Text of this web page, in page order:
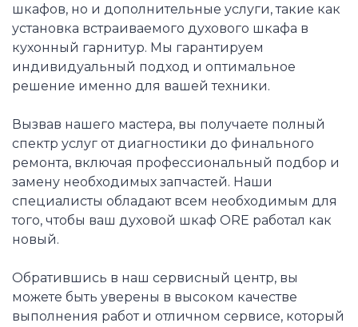
шкафов, но и дополнительные услуги, такие как
установка встраиваемого духового шкафа в
кухонный гарнитур. Мы гарантируем
индивидуальный подход и оптимальное
решение именно для вашей техники.
Вызвав нашего мастера, вы получаете полный
спектр услуг от диагностики до финального
ремонта, включая профессиональный подбор и
замену необходимых запчастей. Наши
специалисты обладают всем необходимым для
того, чтобы ваш духовой шкаф ORE работал как
новый.
Обратившись в наш сервисный центр, вы
можете быть уверены в высоком качестве
выполнения работ и отличном сервисе, который